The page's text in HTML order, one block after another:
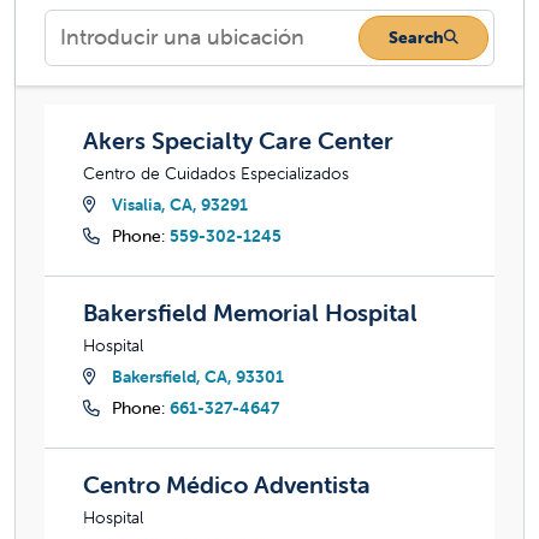
Search
Akers Specialty Care Center
Akers Specialty Care Center
Centro de Cuidados Especializados
Visalia, CA, 93291
Phone: 559-302-1245
Bakersfield Memorial Hospital
Bakersfield Memorial Hospital
Hospital
Bakersfield, CA, 93301
Phone: 661-327-4647
Centro Médico Adventista
Centro Médico Adventista
Hospital